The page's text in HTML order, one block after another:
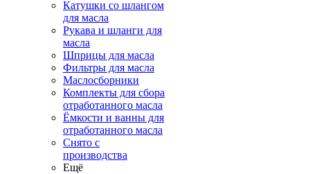
Катушки со шлангом
для масла
Рукава и шланги для
масла
Шприцы для масла
Фильтры для масла
Маслосборники
Комплекты для сбора
отработанного масла
Ёмкости и ванны для
отработанного масла
Снято с
производства
Ещё